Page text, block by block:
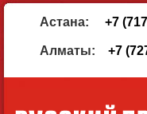
Астана: +7
Алматы: +7